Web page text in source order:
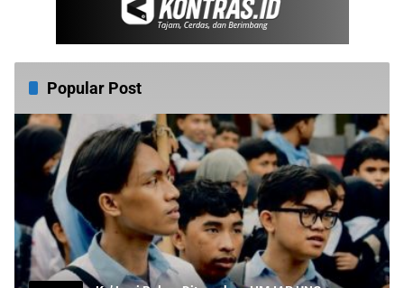
Popular Post